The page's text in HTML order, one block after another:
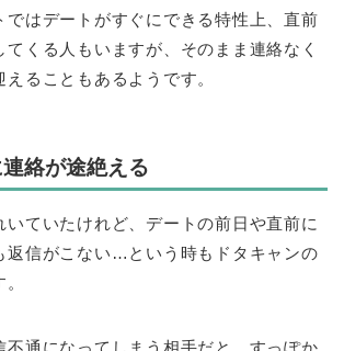
ではデートがすぐにできる特性上、直前
てくる人もいますが、そのまま連絡なく
ることもあるようです。
絡が途絶える
いていたけれど、デートの前日や直前に
返信がこない…という時もドタキャンの